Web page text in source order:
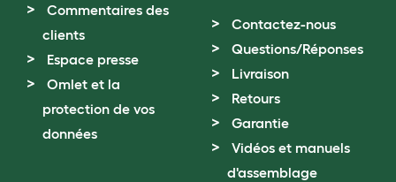
Commentaires des
clients
Espace presse
Omlet et la
protection de vos
données
Contactez-nous
Questions/Réponses
Livraison
Retours
Garantie
Vidéos et manuels
d'assemblage